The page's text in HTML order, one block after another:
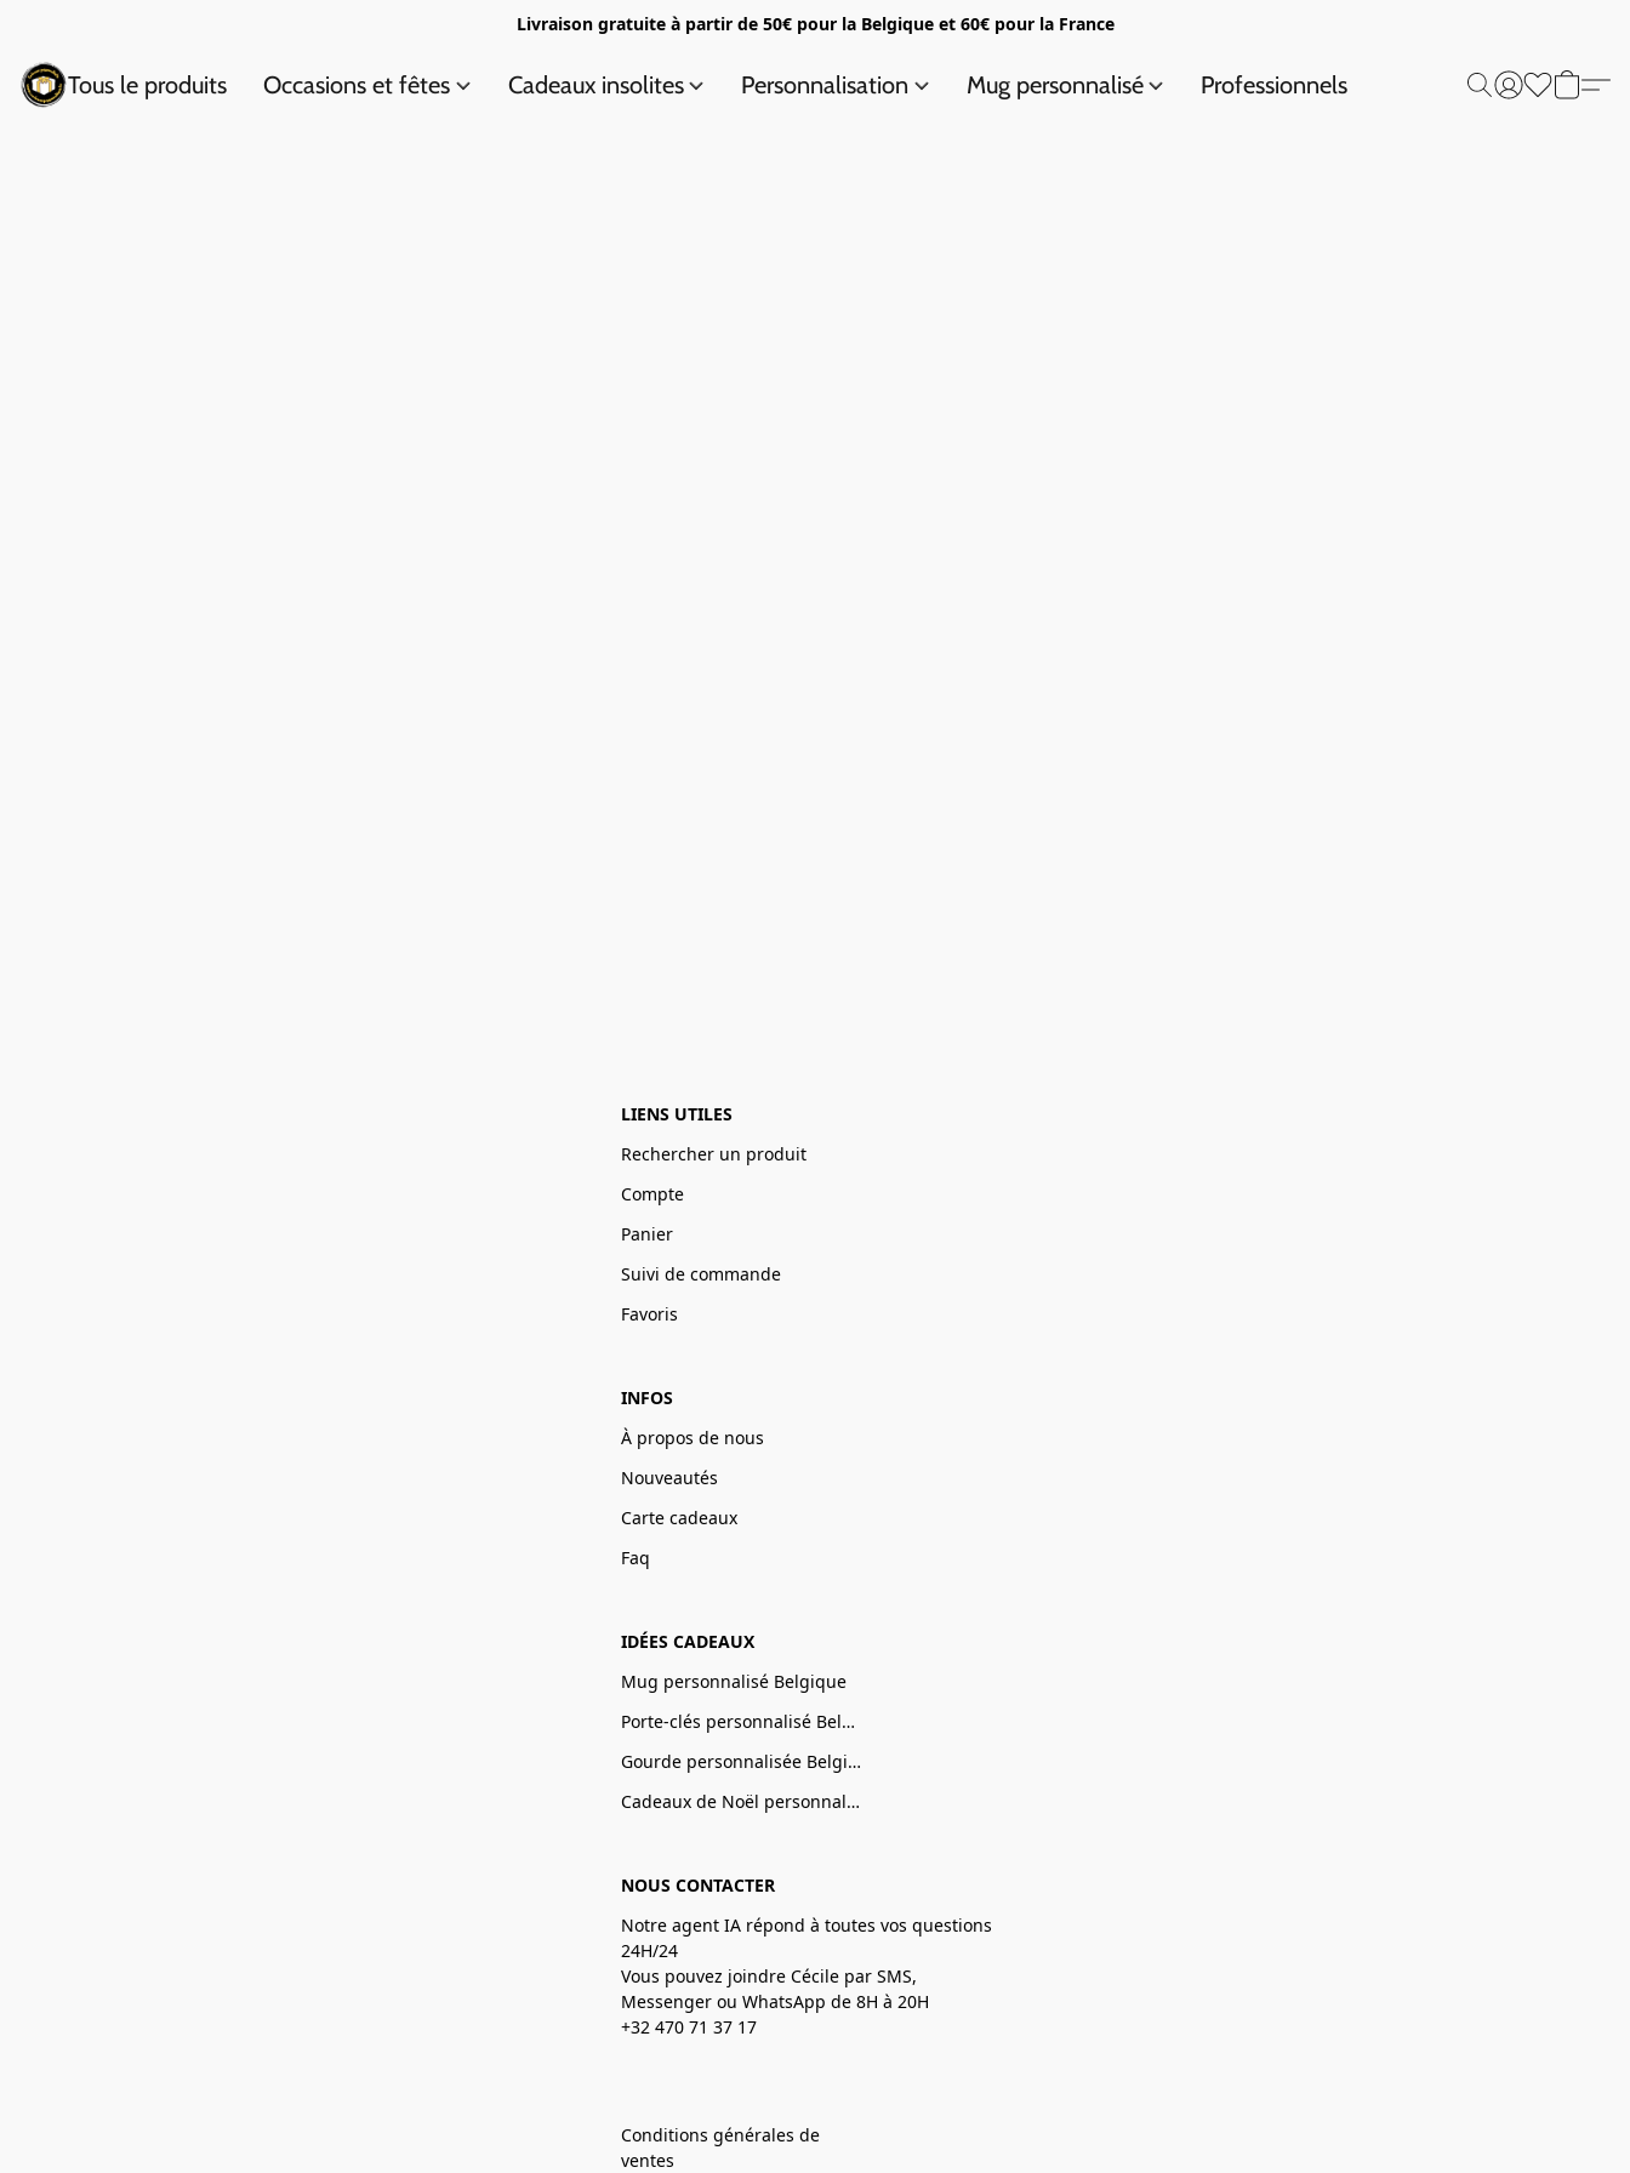
Livraison gratuite à partir de 50€ pour la Belgique et 60€ pour la France
Tous le produits Occasions et fêtes Cadeaux insolites Personnalisation Mug personnalisé Professionnels
LIENS UTILES
Rechercher un produit
Compte
Panier
Suivi de commande
Favoris
INFOS
À propos de nous
Nouveautés
Carte cadeaux
Faq
IDÉES CADEAUX
Mug personnalisé Belgique
Porte-clés personnalisé Belgique
Gourde personnalisée Belgique
Cadeaux de Noël personnalisé Belgique
NOUS CONTACTER
Notre agent IA répond à toutes vos questions
24H/24
Vous pouvez joindre Cécile par SMS,
Messenger ou WhatsApp de 8H à 20H
+32 470 71 37 17
Conditions générales de
ventes